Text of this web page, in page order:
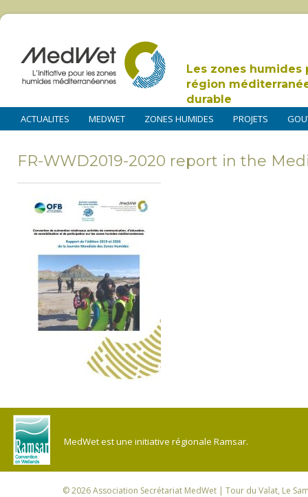
Les zones humides
région
durable
ACTUALITES MEDWET ZONES HUMIDES PROJETS
FR-WWD2019-2020 report in the
MedWet est une initiative régionale Ramsar.
© 2026Association Secrétariat MedWet | Tour du Valat, Le